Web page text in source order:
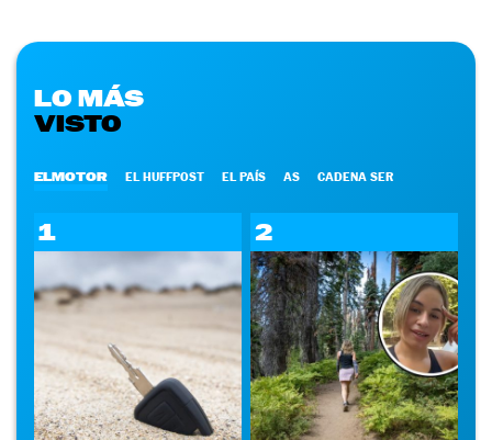
LO MÁS
VISTO
ELMOTOR EL HUFFPOST EL PAÍS AS CADENA SER
1 2